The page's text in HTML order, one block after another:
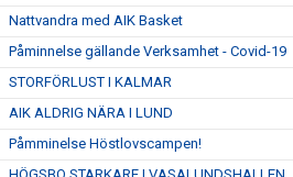
Nattvandra med AIK Basket
Påminnelse gällande Verksamhet - Covid-19
STORFÖRLUST I KALMAR
AIK ALDRIG NÄRA I LUND
Påmminelse Höstlovscampen!